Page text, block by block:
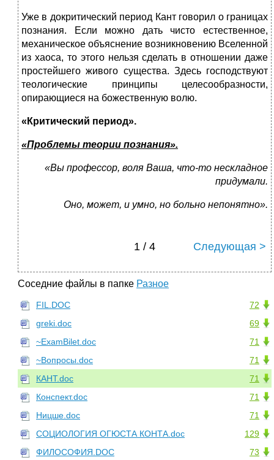
Уже в докритический период Кант говорил о границах
познания. Если можно дать чисто естественное,
механическое объяснение возникновению Вселенной
из хаоса, то этого нельзя сделать в отношении даже
простейшего живого существа. Здесь господствуют
теологические принципы целесообразности,
опирающиеся на божественную волю.
«Критический период».
«Проблемы теории познания».
«Вы профессор, воля Ваша, что-то нескладное
придумали.
Оно, может, и умно, но больно непонятно».
1 / 4 Следующая >
Соседние файлы в папке Разное
72
FIL.DOC
69
greki.doc
71
~ExamBilet.doc
71
~Вопросы.doc
71
КАНТ.doc
71
Конспект.doc
71
Ницше.doc
129
СОЦИОЛОГИЯ ОГЮСТА КОНТА.doc
73
ФИЛОСОФИЯ.DOC